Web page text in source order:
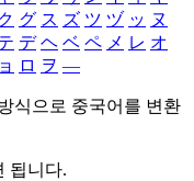
ク グ ス ズ ツ ヅ ッ ヌ
デ ヘ ベ ペ メ レ オ
ョ ロ ヲ ―
식으로 중국어를 변환
됩니다.